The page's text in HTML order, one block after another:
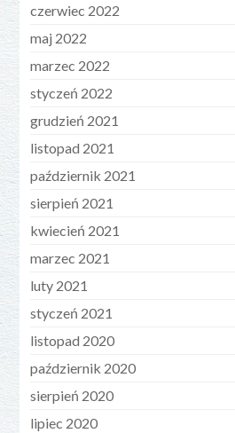
czerwiec 2022
maj 2022
marzec 2022
styczeń 2022
grudzień 2021
listopad 2021
październik 2021
sierpień 2021
kwiecień 2021
marzec 2021
luty 2021
styczeń 2021
listopad 2020
październik 2020
sierpień 2020
lipiec 2020